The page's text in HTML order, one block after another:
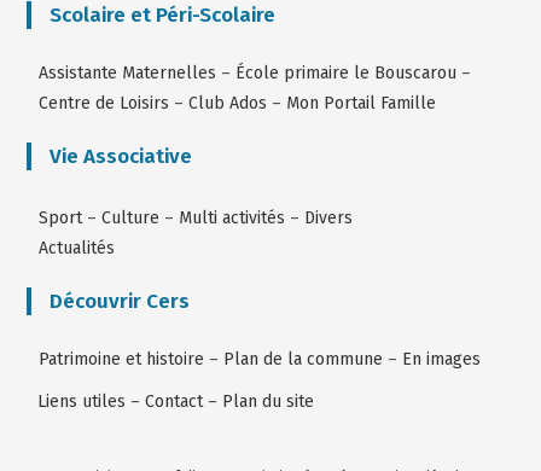
Scolaire et Péri-Scolaire
Assistante Maternelles – École primaire le Bouscarou –
Centre de Loisirs –Club Ados – Mon Portail Famille
Vie Associative
Sport –Culture – Multi activités – Divers
Actualités
Découvrir Cers
Patrimoine et histoire – Plan de la commune – En images
Liens utiles –Contact– Plan du site